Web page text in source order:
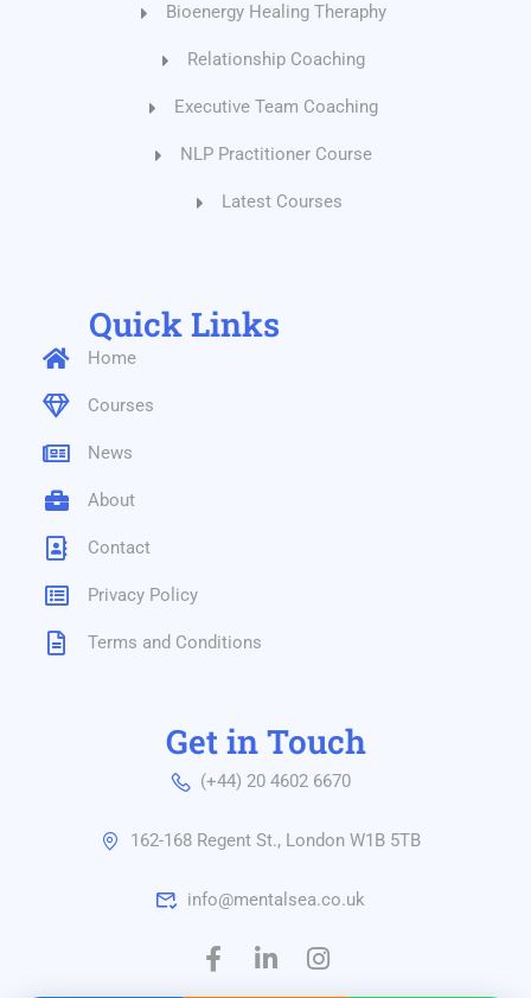
Bioenergy Healing Theraphy
Relationship Coaching
Executive Team Coaching
NLP Practitioner Course
Latest Courses
Quick Links
Home
Courses
News
About
Contact
Privacy Policy
Terms and Conditions
Get in Touch
(+44) 20 4602 6670
162-168 Regent St., London W1B 5TB
info@mentalsea.co.uk